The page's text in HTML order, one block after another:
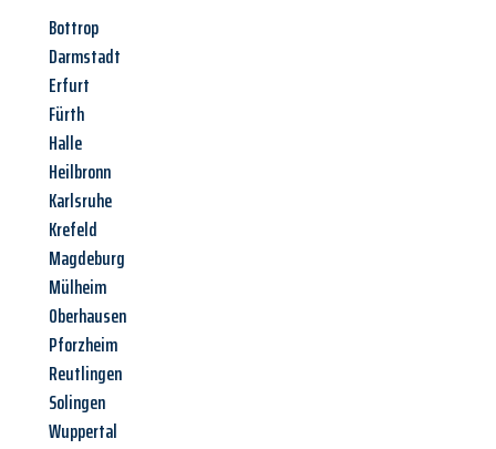
Bottrop
Darmstadt
Erfurt
Fürth
Halle
Heilbronn
Karlsruhe
Krefeld
Magdeburg
Mülheim
Oberhausen
Pforzheim
Reutlingen
Solingen
Wuppertal